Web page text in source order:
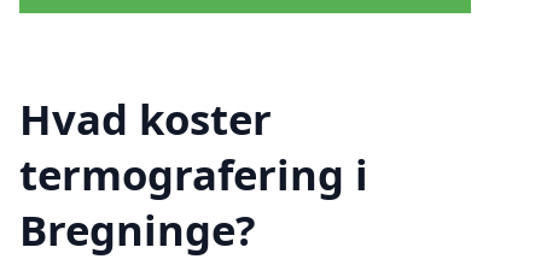
Hvad koster
termografering i
Bregninge?